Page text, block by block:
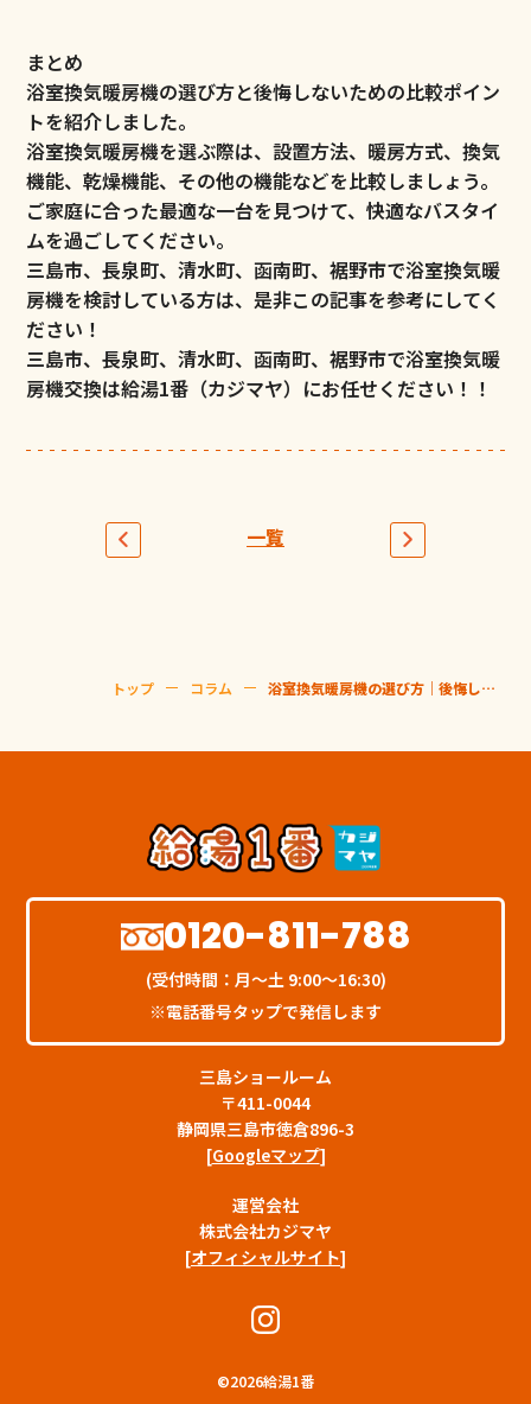
まとめ
浴室換気暖房機の選び方と後悔しないための比較ポイン
トを紹介しました。
浴室換気暖房機を選ぶ際は、設置方法、暖房方式、換気
機能、乾燥機能、その他の機能などを比較しましょう。
ご家庭に合った最適な一台を見つけて、快適なバスタイ
ムを過ごしてください。
三島市、長泉町、清水町、函南町、裾野市で浴室換気暖
房機を検討している方は、是非この記事を参考にしてく
ださい！
三島市、長泉町、清水町、函南町、裾野市で浴室換気暖
房機交換は給湯1番（カジマヤ）にお任せください！！
一覧
トップ コラム 浴室換気暖房機の選び方｜後悔しないための5つの比較ポイント
三島ショールーム
〒411-0044
静岡県三島市徳倉896-3
[Googleマップ]
0120-811-788
(受付時間：月〜土 9:00〜16:30)
※電話番号タップで発信します
運営会社
株式会社カジマヤ
[オフィシャルサイト]
©2026給湯1番